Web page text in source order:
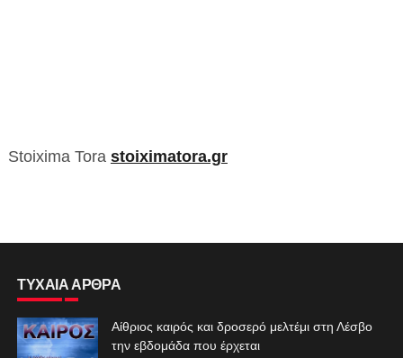
Stoixima Tora stoiximatora.gr
ΤΥΧΑΙΑ ΑΡΘΡΑ
Αίθριος καιρός και δροσερό μελτέμι στη Λέσβο
την εβδομάδα που έρχεται